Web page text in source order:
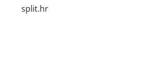
split.hr